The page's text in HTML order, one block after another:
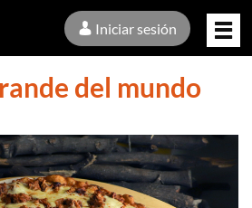
Iniciar sesión
del mundo